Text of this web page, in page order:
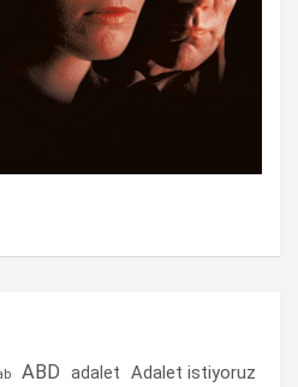
ABD adalet Adalet istiyoruz